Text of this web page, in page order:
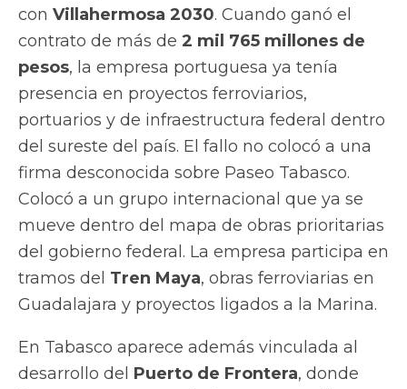
con Villahermosa 2030. Cuando ganó el
contrato de más de 2 mil 765 millones de
pesos, la empresa portuguesa ya tenía
presencia en proyectos ferroviarios,
portuarios y de infraestructura federal dentro
del sureste del país. El fallo no colocó a una
firma desconocida sobre Paseo Tabasco.
Colocó a un grupo internacional que ya se
mueve dentro del mapa de obras prioritarias
del gobierno federal. La empresa participa en
tramos del Tren Maya, obras ferroviarias en
Guadalajara y proyectos ligados a la Marina.
En Tabasco aparece además vinculada al
desarrollo del Puerto de Frontera, donde